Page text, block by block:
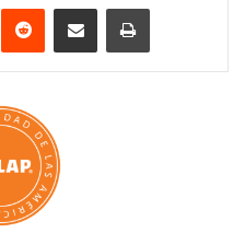
Reddit Share via Email Print